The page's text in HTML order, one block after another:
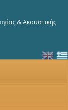
& Ακουστικής